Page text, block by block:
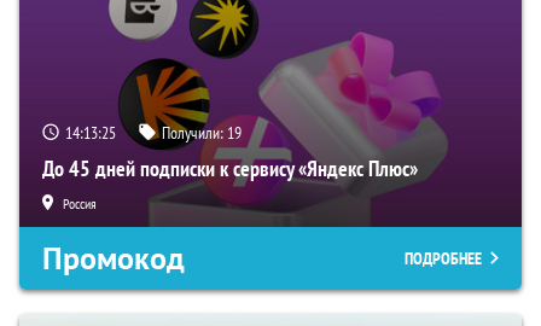
14:13:24 Получили: 19
До 45 дней подписки к сервису «Яндекс Плюс»
Россия
Промокод ПОДРОБНЕЕ